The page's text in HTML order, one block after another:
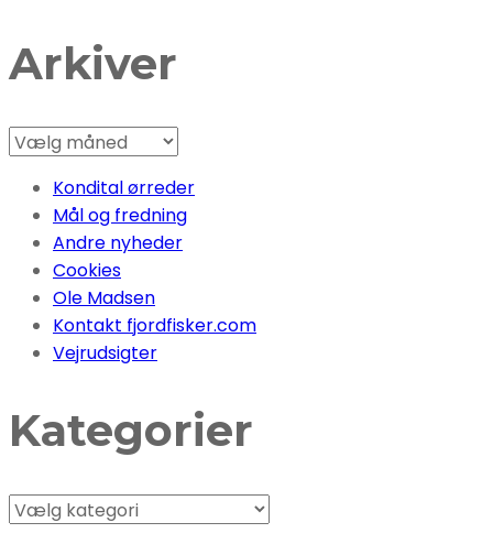
Arkiver
Arkiver
Kondital ørreder
Mål og fredning
Andre nyheder
Cookies
Ole Madsen
Kontakt fjordfisker.com
Vejrudsigter
Kategorier
Kategorier